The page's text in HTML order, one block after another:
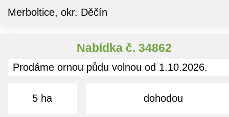
Merboltice, okr. Děčín
Nabídka č. 34862
Prodáme ornou půdu volnou od 1.10.2026.
5 ha dohodou